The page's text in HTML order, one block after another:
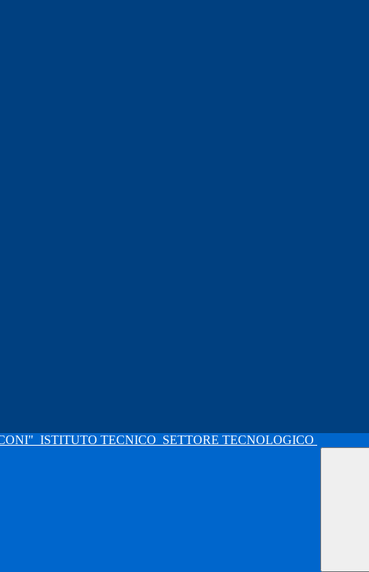
ISTITUTO TECNICO SETTORE TECNOLOGICO